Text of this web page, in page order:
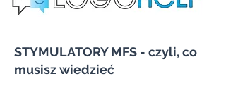
STYMULATORY MFS - czyli, co
musisz wiedzieć